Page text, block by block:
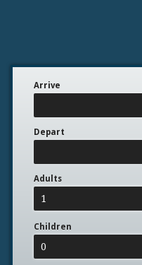
Arrive
Depart
Adults
1
Children
0